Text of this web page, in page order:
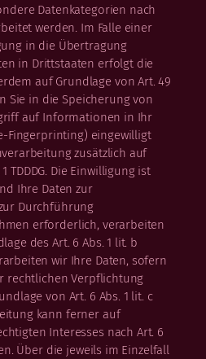
Datenkategorien nach
werden. Im Falle einer
in die Übertragung
in Drittstaaten erfolgt die
auf Grundlage von Art. 49
Sie in die Speicherung von
auf Informationen in Ihr
Fingerprinting) eingewilligt
zusätzlich auf
TDDDG. Die Einwilligung ist
Ihre Daten zur
Durchführung
erforderlich, verarbeiten
des Art. 6 Abs. 1 lit. b
wir Ihre Daten, sofern
rechtlichen Verpflichtung
von Art. 6 Abs. 1 lit. c
kann ferner auf
Interesses nach Art. 6
Über die jeweils im Einzelfall